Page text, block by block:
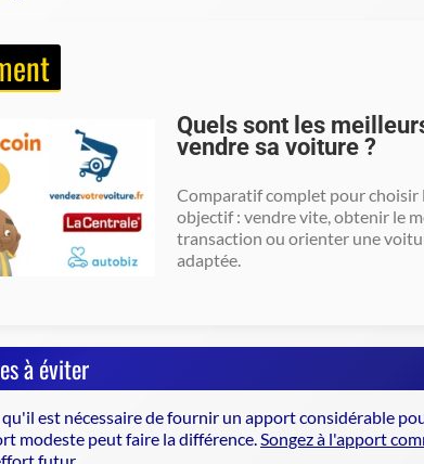
Quels sont les
vendre sa voiture ?
Comparatif complet pour choisir
objectif : vendre vite, obtenir le
transaction ou orienter une
adaptée.
à éviter
est nécessaire de fournir un apport considérable
modeste peut faire la différence.Songez à l'apport